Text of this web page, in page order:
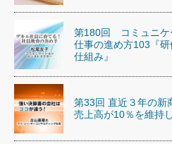
どこ
ング経営入
育の決め手(203)
て」(38)
ランク上の手紙・メール術(100)
略”(30)
を楽しむ基礎レッスン(12)
社長が読むべき今月の4冊(88)
で楽しむ読書術(162)
「氣」(30)
ポーツ・ビジネスに学ぶ心理学(98)
喜の『これぞ！"本物の温泉"』(157)
繁栄への着眼点 牟田太陽(76)
講話を聞いて学ぼう 実学・耳学・
(7)
第180回 コミュニケ
仕事の進め方103『
仕組み』
第33回 直近３年の新
売上高が10％を維持